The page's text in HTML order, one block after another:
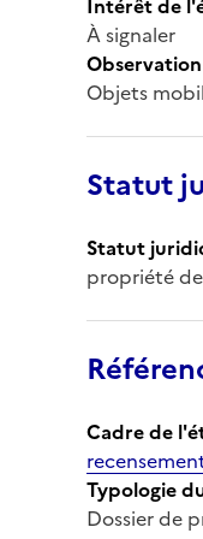
À signaler
Objets
Statut
Statut
propriété
Cadre de
Typologie
Dossier de